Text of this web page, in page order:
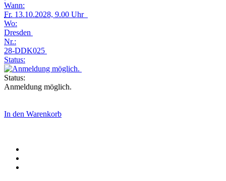
Wann:
Fr. 13.10.2028, 9.00 Uhr
Wo:
Dresden
Nr.:
28-DDK025
Status:
Status:
Anmeldung möglich.
In den Warenkorb